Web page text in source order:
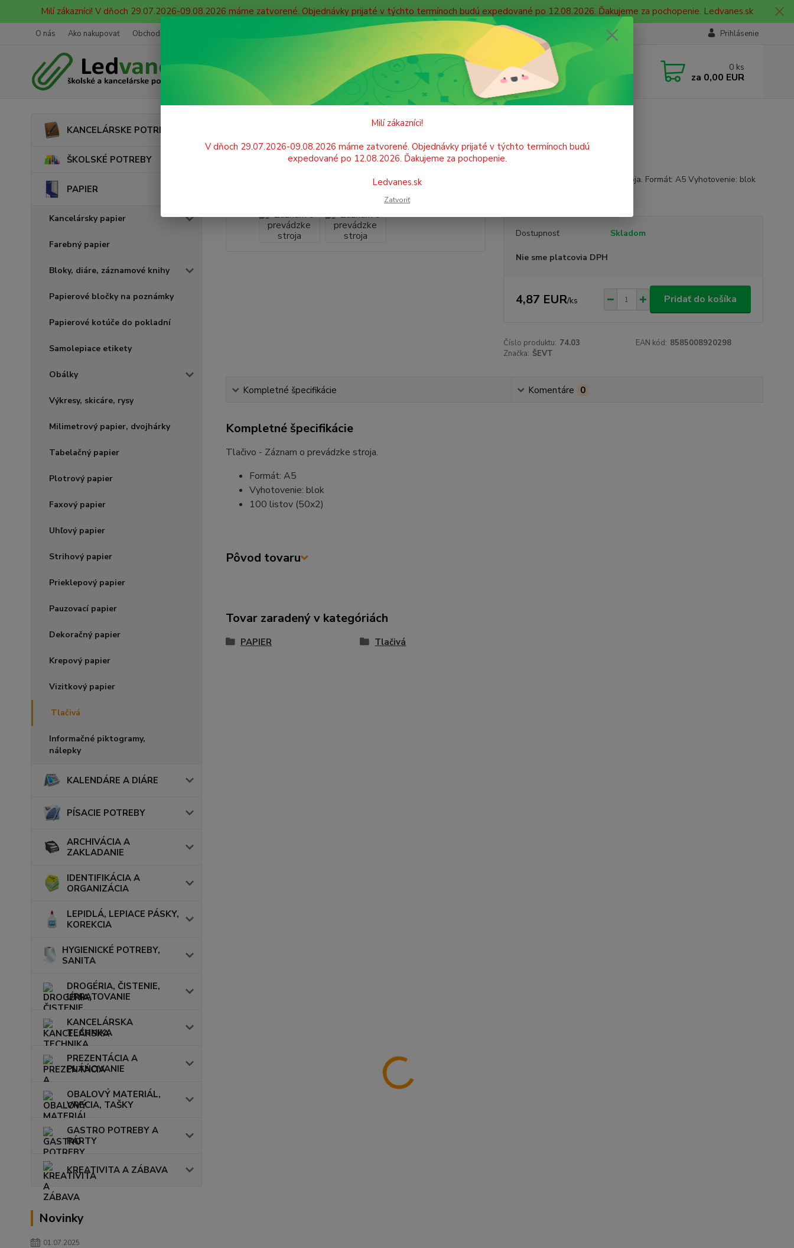
Milí zákazníci! V dňoch 29.07.2026-09.08.2026 máme zatvorené. Objednávky prijaté v týchto termínoch budú expedované po 12.08.2026. Ďakujeme za pochopenie. Ledvanes.sk
O nás Ako nakupovať Obchodné podmienky Ochrana osobných údajov Doprava Prihlásenie
Hľadať
Neviete si rady? Zavolajte.
+421 908 755 958
Po. - Pia. od 9:00 hod. - 16:00 hod.
0 ks
za 0,00 EUR
KANCELÁRSKE POTREBY
ŠKOLSKÉ POTREBY
PAPIER
Kancelársky papier
Farebný papier
Bloky, diáre, záznamové knihy
Papierové bločky na poznámky
Papierové kotúče do pokladní
Samolepiace etikety
Obálky
Výkresy, skicáre, rysy
Milimetrový papier, dvojhárky
Tabelačný papier
Plotrový papier
Faxový papier
Uhľový papier
Strihový papier
Prieklepový papier
Pauzovací papier
Dekoračný papier
Krepový papier
Vizitkový papier
Tlačivá
Informačné piktogramy,
nálepky
KALENDÁRE A DIÁRE
PÍSACIE POTREBY
ARCHIVÁCIA A
ZAKLADANIE
IDENTIFIKÁCIA A
ORGANIZÁCIA
LEPIDLÁ, LEPIACE PÁSKY,
KOREKCIA
HYGIENICKÉ POTREBY,
SANITA
DROGÉRIA, ČISTENIE,
UPRATOVANIE
KANCELÁRSKA
TECHNIKA
PREZENTÁCIA A
PLÁNOVANIE
OBALOVÝ MATERIÁL,
VRECIA, TAŠKY
GASTRO POTREBY A
PÁRTY
KREATIVITA A ZÁBAVA
Novinky
01.07.2025
Záznam o prevádzke stroja
Záznam o prevádzke stroja
Tlačivo - Záznam o prevádzke stroja. Formát: A5 Vyhotovenie: blok
Dostupnosť Skladom
Nie sme platcovia DPH
4,87 EUR/ks Pridať do košíka
Číslo produktu: 74.03 EAN kód: 8585008920298
Značka: ŠEVT
Kompletné špecifikácie Komentáre 0
Kompletné špecifikácie
Tlačivo - Záznam o prevádzke stroja.
Formát: A5
Vyhotovenie: blok
100 listov (50x2)
Pôvod tovaru
Tovar zaradený v kategóriách
PAPIER Tlačivá
Milí zákazníci!
V dňoch 29.07.2026-09.08.2026 máme zatvorené. Objednávky prijaté v týchto termínoch budú
expedované po 12.08.2026. Ďakujeme za pochopenie.
Ledvanes.sk
Zatvoriť